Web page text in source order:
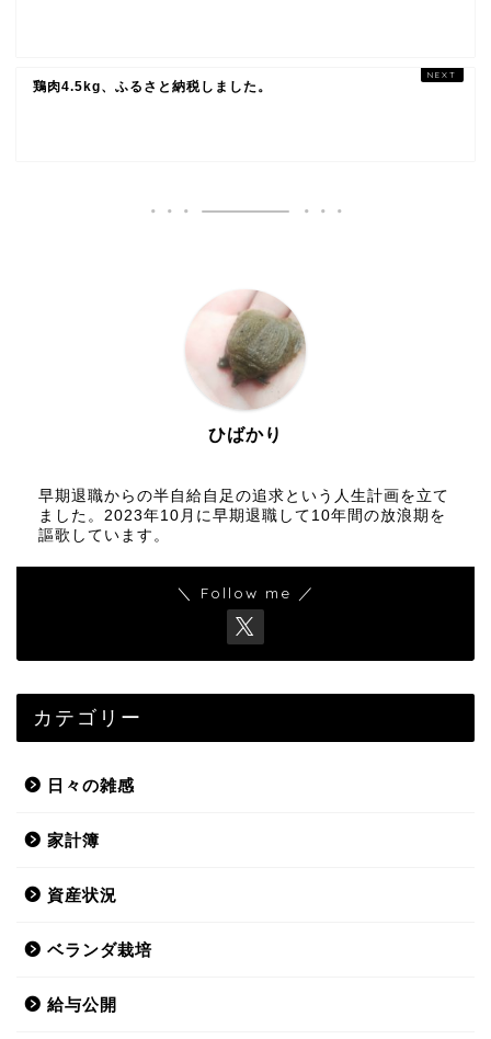
鶏肉4.5kg、ふるさと納税しました。
ひばかり
早期退職からの半自給自足の追求という人生計画を立て
ました。2023年10月に早期退職して10年間の放浪期を
謳歌しています。
＼ Follow me ／
カテゴリー
日々の雑感
家計簿
資産状況
ベランダ栽培
給与公開